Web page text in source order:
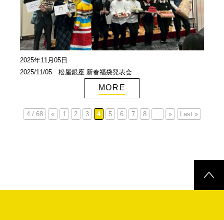
2025年11月05日
2025/11/05 松屋銀座 新春福袋発表会
MORE
4 / 68 « 1 2 3 4 5 6 7 8 » Last »